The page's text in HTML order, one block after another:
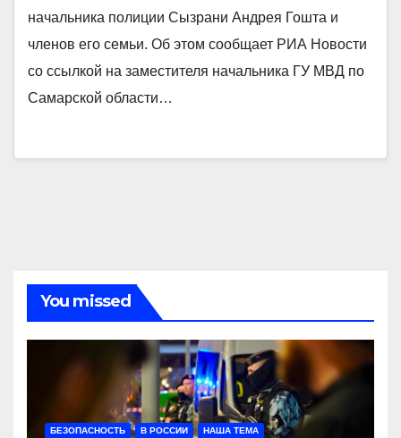
начальника полиции Сызрани Андрея Гошта и
членов его семьи. Об этом сообщает РИА Новости
со ссылкой на заместителя начальника ГУ МВД по
Самарской области…
You missed
БЕЗОПАСНОСТЬ В РОССИИ НАША ТЕМА